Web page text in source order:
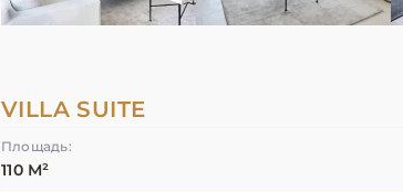
VILLA SUITE
Площадь:
110 М²